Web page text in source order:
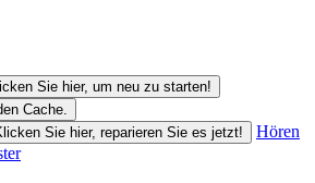
Sie hier, um neu zu starten!
Cache.
Sie hier, reparieren Sie es jetzt!
Hören